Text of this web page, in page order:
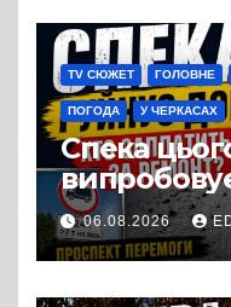
TV СЮЖЕТ ГОЛОВНЕ
ПОГОДА У ЧЕРКАСАХ
Спека
лише
Черкас
06.08.2026